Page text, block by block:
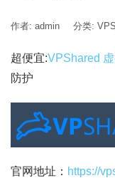
作者: admin 分类: VPS
超便宜:VPShared
防护
官网地址： https://